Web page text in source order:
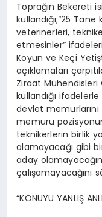
Toprağın Bekereti
kullandığı;“25
veterinerleri,
etmesinler”
Koyun ve Keçi
açıklamaları
Ziraat Mühendisleri
kullandığı
devlet
memuru
teknikerlerin birlik
alamayacağı gibi
aday
çalışamayacağını
“KONUYU YANLIŞ